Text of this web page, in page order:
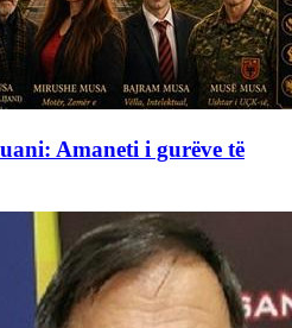
Amaneti i gurëve të